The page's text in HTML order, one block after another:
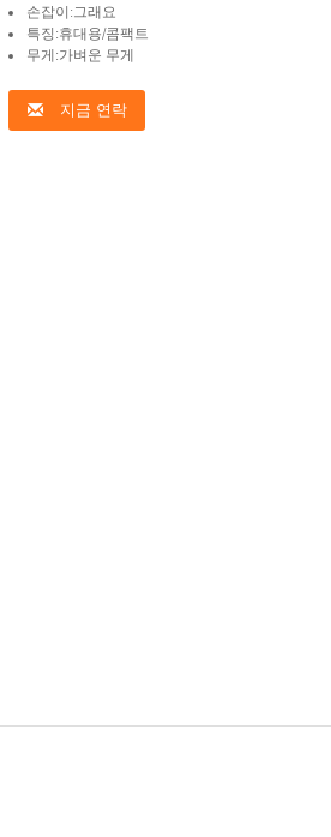
손잡이:그래요
특징:휴대용/콤팩트
무게:가벼운 무게
지금 연락